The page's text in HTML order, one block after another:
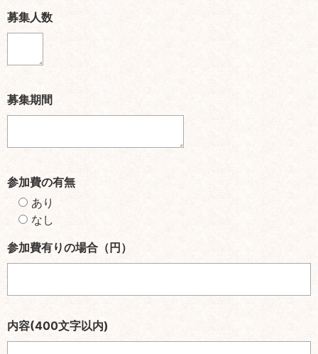
募集人数
募集期間
参加費の有無
あり
なし
参加費有りの場合（円）
内容(400文字以内)